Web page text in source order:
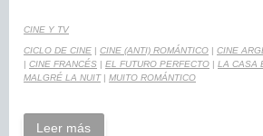
CINE Y TV
CICLO DE CINE | CINE (ANTI) ROMÁNTICO | CINE
| CINE FRANCÉS | EL FUTURO PERFECTO | LA CASA
MALGRÉ LA NUIT| MUITO ROMÁNTICO
Leer más